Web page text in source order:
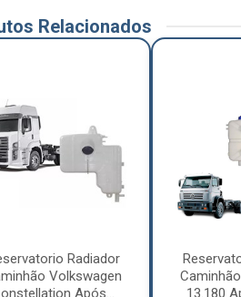
Relacionados
Radiador
Volkswagen
Após...
13.180